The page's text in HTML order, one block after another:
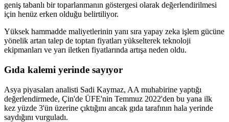
geniş tabanlı bir toparlanmanın göstergesi olarak değerlendirilmesi
için henüz erken olduğu belirtiliyor.
Yüksek hammadde maliyetlerinin yanı sıra yapay zeka işlem gücüne
yönelik artan talep de toptan fiyatları yükselterek teknoloji
ekipmanları ve yarı iletken fiyatlarında artışa neden oldu.
Gıda kalemi yerinde sayıyor
Asya piyasaları analisti Sadi Kaymaz, AA muhabirine yaptığı
değerlendirmede, Çin'de ÜFE'nin Temmuz 2022'den bu yana ilk
kez yüzde 3'ün üzerine çıktığını ancak gıda tarafının hala yerinde
saydığını vurguladı.